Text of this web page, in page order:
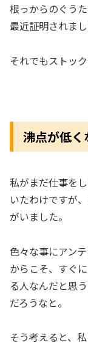
根っからのぐう
最近証明されまし
それでもストッ
沸点が低く
私がまだ仕事を
いたわけですが
がいました。
色々な事にアン
からこそ、すぐ
る人なんだと思
だろうなと。
そう考えると、